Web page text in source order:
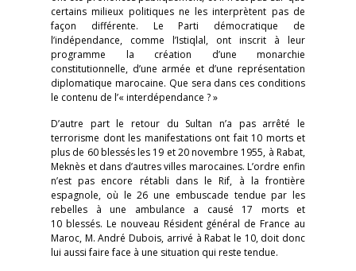
certains milieux politiques ne les interprètent pas de
façon différente. Le Parti démocratique de
l’indépendance, comme l’Istiqlal, ont inscrit à leur
programme la création d’une monarchie
constitutionnelle, d’une armée et d’une représentation
diplomatique marocaine. Que sera dans ces conditions
le contenu de l’« interdépendance ? »
D’autre part le retour du Sultan n’a pas arrêté le
terrorisme dont les manifestations ont fait 10 morts et
plus de 60 blessés les 19 et 20 novembre 1955, à Rabat,
Meknès et dans d’autres villes marocaines. L’ordre enfin
n’est pas encore rétabli dans le Rif, à la frontière
espagnole, où le 26 une embuscade tendue par les
rebelles à une ambulance a causé 17 morts et
10 blessés. Le nouveau Résident général de France au
Maroc, M. André Dubois, arrivé à Rabat le 10, doit donc
lui aussi faire face à une situation qui reste tendue.